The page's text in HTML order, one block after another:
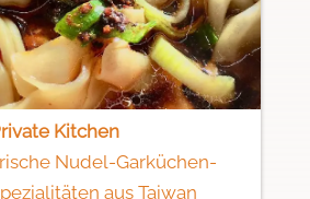
Kitchen
Nudel-Garküchen-
aus Taiwan